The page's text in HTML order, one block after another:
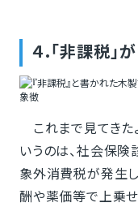
４.「非課税」
これまで見てきた
いうのは、社会保
象外消費税が発生
酬や薬価等で上乗